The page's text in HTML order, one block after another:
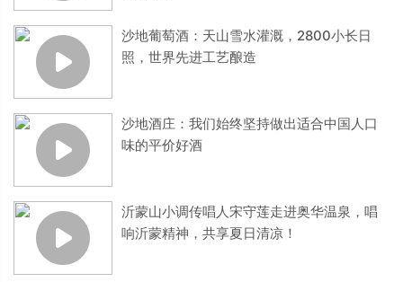
沙地葡萄酒：天山雪水灌溉，2800小长日
照，世界先进工艺酿造
沙地酒庄：我们始终坚持做出适合中国人口
味的平价好酒
沂蒙山小调传唱人宋守莲走进奥华温泉，唱
响沂蒙精神，共享夏日清凉！